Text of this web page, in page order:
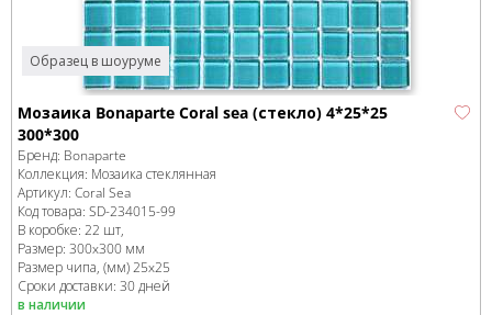
Образец в шоуруме
Мозаика Bonaparte Coral sea (стекло) 4*25*25
300*300
Бренд: Bonaparte
Коллекция: Мозаика стеклянная
Артикул: Coral Sea
Код товара: SD-234015-99
В коробке: 22 шт,
Размер: 300x300 мм
Размер чипа, (мм)25x25
Сроки доставки: 30 дней
в наличии